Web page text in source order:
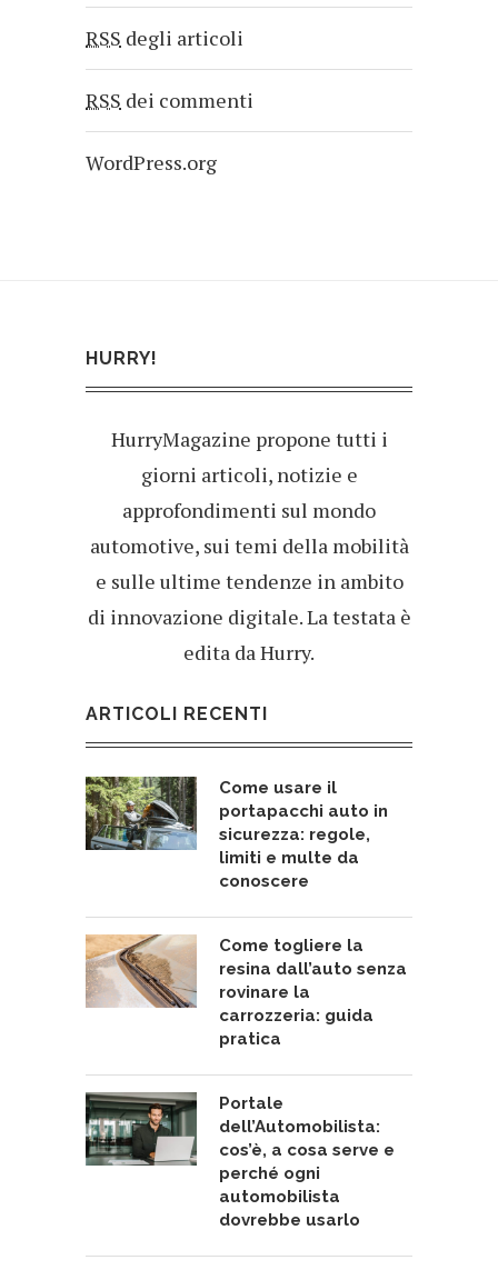
RSS degli articoli
RSS dei commenti
WordPress.org
HURRY!
HurryMagazine propone tutti i
giorni articoli, notizie e
approfondimenti sul mondo
automotive, sui temi della mobilità
e sulle ultime tendenze in ambito
di innovazione digitale. La testata è
edita da Hurry.
ARTICOLI RECENTI
Come usare il
portapacchi auto in
sicurezza: regole,
limiti e multe da
conoscere
Come togliere la
resina dall’auto senza
rovinare la
carrozzeria: guida
pratica
Portale
dell’Automobilista:
cos’è, a cosa serve e
perché ogni
automobilista
dovrebbe usarlo